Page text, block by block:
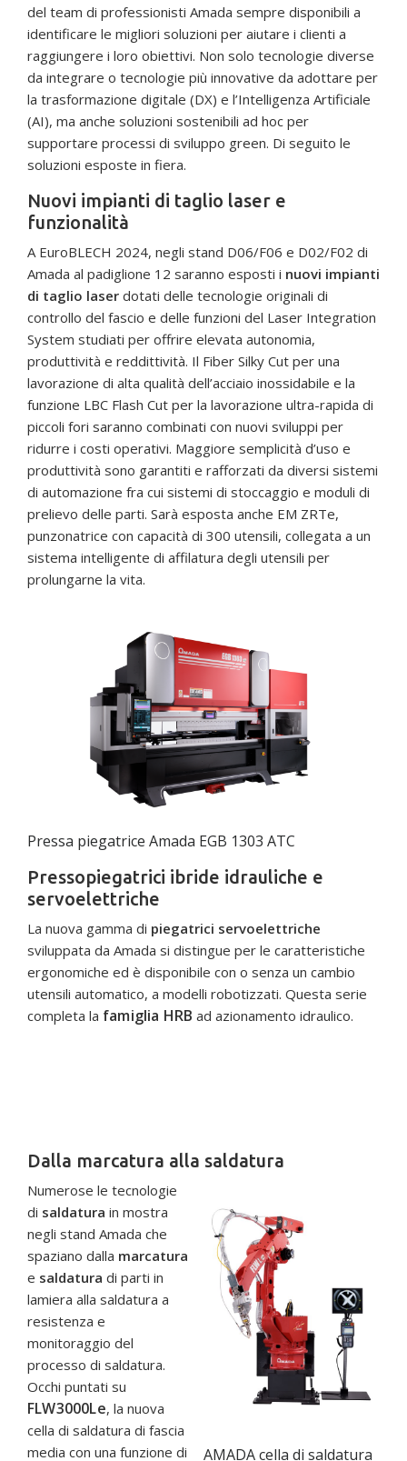
del team di professionisti Amada sempre disponibili a
identificare le migliori soluzioni per aiutare i clienti a
raggiungere i loro obiettivi. Non solo tecnologie diverse
da integrare o tecnologie più innovative da adottare per
la trasformazione digitale (DX) e l’Intelligenza Artificiale
(AI), ma anche soluzioni sostenibili ad hoc per
supportare processi di sviluppo green. Di seguito le
soluzioni esposte in fiera.
Nuovi impianti di taglio laser e
funzionalità
A EuroBLECH 2024, negli stand D06/F06 e D02/F02 di
Amada al padiglione 12 saranno esposti i nuovi impianti
di taglio laser dotati delle tecnologie originali di
controllo del fascio e delle funzioni del Laser Integration
System studiati per offrire elevata autonomia,
produttività e reddittività. Il Fiber Silky Cut per una
lavorazione di alta qualità dell’acciaio inossidabile e la
funzione LBC Flash Cut per la lavorazione ultra-rapida di
piccoli fori saranno combinati con nuovi sviluppi per
ridurre i costi operativi. Maggiore semplicità d’uso e
produttività sono garantiti e rafforzati da diversi sistemi
di automazione fra cui sistemi di stoccaggio e moduli di
prelievo delle parti. Sarà esposta anche EM ZRTe,
punzonatrice con capacità di 300 utensili, collegata a un
sistema intelligente di affilatura degli utensili per
prolungarne la vita.
Pressa piegatrice Amada EGB 1303 ATC
Pressopiegatrici ibride idrauliche e
servoelettriche
La nuova gamma di piegatrici servoelettriche
sviluppata da Amada si distingue per le caratteristiche
ergonomiche ed è disponibile con o senza un cambio
utensili automatico, a modelli robotizzati. Questa serie
completa la famiglia HRB ad azionamento idraulico.
Dalla marcatura alla saldatura
AMADA cella di saldatura
Numerose le tecnologie
di saldatura in mostra
negli stand Amada che
spaziano dalla marcatura
e saldatura di parti in
lamiera alla saldatura a
resistenza e
monitoraggio del
processo di saldatura.
Occhi puntati su
FLW3000Le, la nuova
cella di saldatura di fascia
media con una funzione di